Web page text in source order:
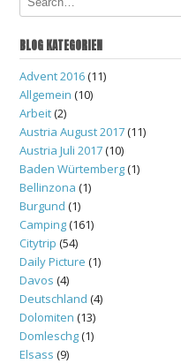
BLOG KATEGORIEN
Advent 2016(11)
Allgemein (10)
Arbeit(2)
Austria August 2017(11)
Austria Juli 2017(10)
Baden Würtemberg(1)
Bellinzona (1)
Burgund (1)
Camping(161)
Citytrip (54)
Daily Picture (1)
Davos (4)
Deutschland (4)
Dolomiten (13)
Domleschg(1)
Elsass (9)